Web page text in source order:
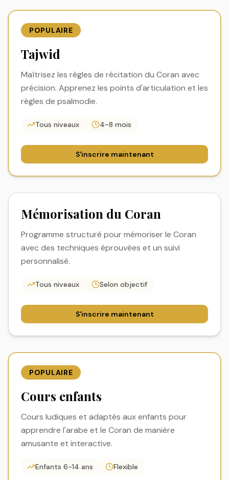
POPULAIRE
Tajwid
Maîtrisez les règles de récitation du Coran avec
précision. Apprenez les points d'articulation et les
règles de psalmodie.
Tous niveaux 4-8 mois
S'inscrire maintenant
Mémorisation du Coran
Programme structuré pour mémoriser le Coran
avec des techniques éprouvées et un suivi
personnalisé.
Tous niveaux Selon objectif
S'inscrire maintenant
POPULAIRE
Cours enfants
Cours ludiques et adaptés aux enfants pour
apprendre l'arabe et le Coran de manière
amusante et interactive.
Enfants 6-14 ans Flexible